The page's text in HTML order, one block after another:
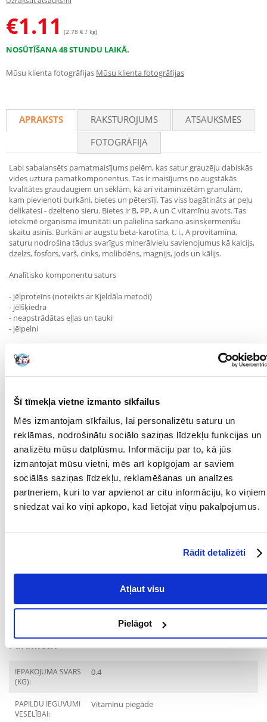
Šī tīmekļa vietne izmanto sīkfailus
Mēs izmantojam sīkfailus, lai personalizētu saturu un
reklāmas, nodrošinātu sociālo saziņas līdzekļu funkcijas un
analizētu mūsu datplūsmu. Informāciju par to, kā jūs
izmantojat mūsu vietni, mēs arī kopīgojam ar saviem
sociālās saziņas līdzekļu, reklamēšanas un analīzes
partneriem, kuri to var apvienot ar citu informāciju, ko viņiem
sniedzat vai ko viņi apkopo, kad lietojat viņu pakalpojumus.
Rādīt detalizēti
Atļaut visu
Pielāgot
€1.11 (2.78 € / kg)
NOSŪTĪŠANA 48 STUNDU LAIKĀ.
Mūsu klienta fotogrāfijas Mūsu klienta fotogrāfijas
APRAKSTS RAKSTUROJUMS
ATSAUKSMES
FOTOGRĀFIJA
Labi sabalansēts pamatmaisījums pelēm, kas satur grauzēju dabiskās
vides uztura pamatkomponentus. Tas ir maisījums no augstākās
kvalitātes graudaugiem un sēklām, kā arī vitaminizētām granulām,
kam pievienoti burkāni, bietes un pētersīļi. Tas viss bagātināts ar peļu
delikatesi - dzelteno sieru. Bietes ir B, PP, A un C vitamīnu avots. Tas
ietekmē organisma imunitāti un palielina sarkano asinsķermenīšu
skaitu asinīs. Burkāni ar augstu beta-karotīna, t. i., A provitamīna,
saturu nodrošina tādus svarīgus minerālvielu savienojumus kā kalcijs,
dzelzs, fosfors, varš, cinks, molibdēns, magnijs, jods un kālijs.
Analītisko komponentu saturs
- jēlproteīns (noteikts ar Kjeldāla metodi)
- jēlšķiedra
- neapstrādātas eļļas un tauki
- jēlpelni
- mieži
- saulespuķu sēklu atsijas
- lucernas milti
- kukurūza
- sasmalcināta kukurūza
- saulespuķu sēklas
- burkāns
- rīsu pārslas
- rīsu čipsi
- kukurūzas milti
- liofilizēts siers
- zāles milti
- kalcija karbonāts
Parametri
IEPAKOJUMA SVARS
(KG):
0.4
PAPILDU IEGUVUMI
VESELĪBAI:
Vitamīnu piegāde